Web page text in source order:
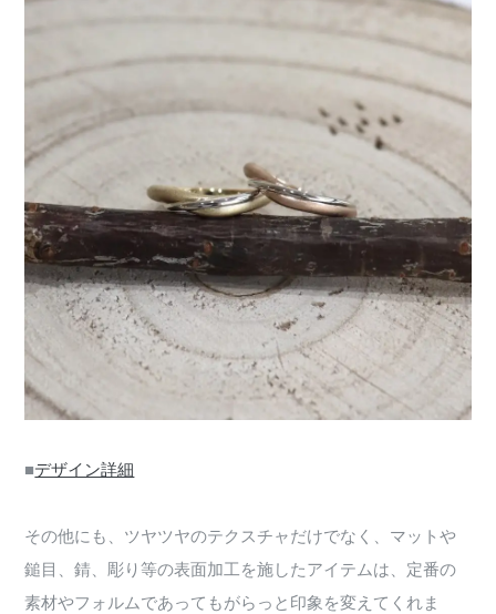
■デザイン詳細
その他にも、ツヤツヤのテクスチャだけでなく、マットや
鎚目、錆、彫り等の表面加工を施したアイテムは、定番の
素材やフォルムであってもがらっと印象を変えてくれま